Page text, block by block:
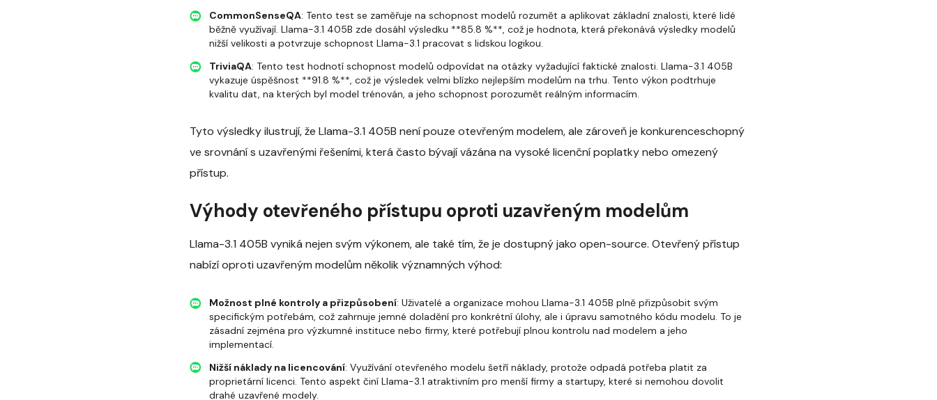
CommonSenseQA: Tento test se zaměřuje na schopnost modelů rozumět a aplikovat základní znalosti, které lidé
běžně využívají. Llama-3.1 405B zde dosáhl výsledku **85.8 %**, což je hodnota, která překonává výsledky modelů
nižší velikosti a potvrzuje schopnost Llama-3.1 pracovat s lidskou logikou.
TriviaQA: Tento test hodnotí schopnost modelů odpovídat na otázky vyžadující faktické znalosti. Llama-3.1 405B
vykazuje úspěšnost **91.8 %**, což je výsledek velmi blízko nejlepším modelům na trhu. Tento výkon podtrhuje
kvalitu dat, na kterých byl model trénován, a jeho schopnost porozumět reálným informacím.
Tyto výsledky ilustrují, že Llama-3.1 405B není pouze otevřeným modelem, ale zároveň je konkurenceschopný
ve srovnání s uzavřenými řešeními, která často bývají vázána na vysoké licenční poplatky nebo omezený
přístup.
Výhody otevřeného přístupu oproti uzavřeným modelům
Llama-3.1 405B vyniká nejen svým výkonem, ale také tím, že je dostupný jako open-source. Otevřený přístup
nabízí oproti uzavřeným modelům několik významných výhod:
Možnost plné kontroly a přizpůsobení: Uživatelé a organizace mohou Llama-3.1 405B plně přizpůsobit svým
specifickým potřebám, což zahrnuje jemné doladění pro konkrétní úlohy, ale i úpravu samotného kódu modelu. To je
zásadní zejména pro výzkumné instituce nebo firmy, které potřebují plnou kontrolu nad modelem a jeho
implementací.
Nižší náklady na licencování: Využívání otevřeného modelu šetří náklady, protože odpadá potřeba platit za
proprietární licenci. Tento aspekt činí Llama-3.1 atraktivním pro menší firmy a startupy, které si nemohou dovolit
drahé uzavřené modely.